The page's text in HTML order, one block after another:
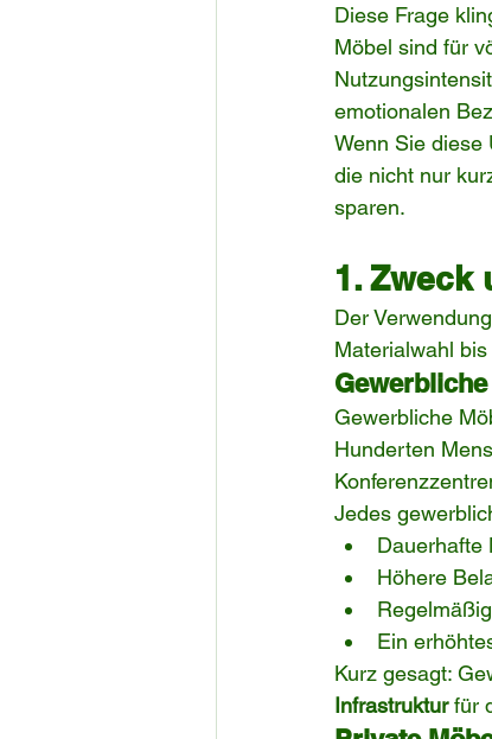
Diese Frage
Möbel sind für
emotionalen
Wenn Sie diese
die nicht nur
sparen.
1. Zweck
Der
Materialwahl
Gewerbliche
Hunderten
Jedes
Dauerhafte
Höhere
Ein
Kurz gesagt:
Infrastruktur für